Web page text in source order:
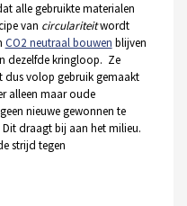
alle gebruikte materialen
van circulariteitwordt
CO2 neutraal bouwen blijven
dezelfde kringloop. Ze
dus volop gebruik gemaakt
alleen maar oude
nieuwe gewonnen te
draagt bij aan het milieu.
strijd tegen